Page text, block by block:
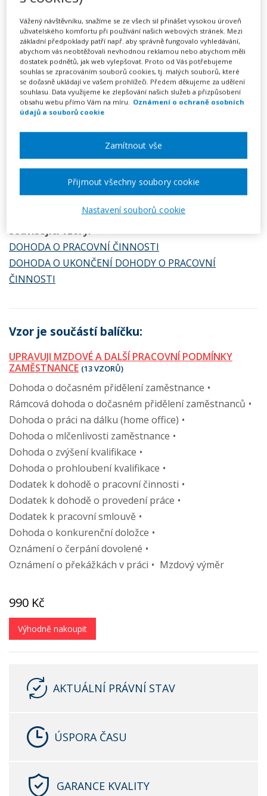
149 Kč
Předplatné na 7 dní
Možnost vytvořit až 5 dokumentů
Neomezené stahování vytvořených dokumentů
Vyplnit vzor
Potřebujete změnit nebo doplnit existující dohodu o
pracovní činnosti? Použijte tento dodatek. Při
provádění změn však dbejte na to, aby nová ustanovení
nekolidovala s částmi dohody, které se nemění.
Související vzory:
DOHODA O PRACOVNÍ ČINNOSTI
DOHODA O UKONČENÍ DOHODY O PRACOVNÍ
ČINNOSTI
Vzor je součástí balíčku:
UPRAVUJI MZDOVÉ A DALŠÍ PRACOVNÍ PODMÍNKY
ZAMĚSTNANCE (13 VZORŮ)
Dohoda o dočasném přidělení zaměstnance
Rámcová dohoda o dočasném přidělení zaměstnanců
Dohoda o práci na dálku (home office)
Dohoda o mlčenlivosti zaměstnance
Dohoda o zvýšení kvalifikace
Dohoda o prohloubení kvalifikace
Dodatek k dohodě o pracovní činnosti
Dodatek k dohodě o provedení práce
Dodatek k pracovní smlouvě
Dohoda o konkurenční doložce
Oznámení o čerpání dovolené
Oznámení o překážkách v práci
Mzdový výměr
990 Kč
Výhodně nakoupit
AKTUÁLNÍ PRÁVNÍ STAV
ÚSPORA ČASU
GARANCE KVALITY
Vážený návštěvníku, snažíme se ze všech sil přinášet vysokou úroveň
uživatelského komfortu při používání našich webových stránek. Mezi
základní předpoklady patří např. aby správně fungovalo vyhledávání,
abychom vás neobtěžovali nevhodnou reklamou nebo abychom měli
dostatek podnětů, jak web vylepšovat. Proto od Vás potřebujeme
souhlas se zpracováním souborů cookies, tj. malých souborů, které
se dočasně ukládají ve vašem prohlížeči. Předem děkujeme za udělení
souhlasu. Data využijeme ke zlepšování našich služeb a přizpůsobení
obsahu webu přímo Vám na míru. Oznámení o ochraně osobních
údajů a souborů cookie
Nastavení souborů cookie
Zamítnout vše
Přijmout všechny soubory cookie